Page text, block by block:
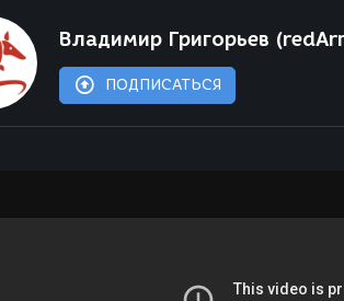
Владимир Григорьев
ПОДПИСАТЬСЯ